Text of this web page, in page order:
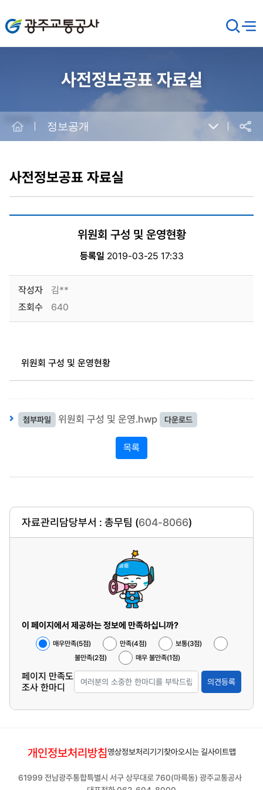
광주교통공사
검
색
창
메뉴
사전정보공표 자료실
공유
정보공개
사전정보공표 자료실
위원회 구성 및 운영현황
등록일 2019-03-25 17:33
작성자
김**
조회수
640
위원회 구성 및 운영현황
첨부파일 위원회 구성 및 운영.hwp 다운로드
목록
자료관리담당부서 : 총무팀 (604-8066)
이 페이지에서 제공하는 정보에 만족하십니까?
매우만족(5점) 만족(4점)
보통(3점)
불만족(2점)
매우 불만족(1점)
페이지 만족도
조사 한마디
의견등록
개인정보처리방침영상정보처리기기 찾아오시는 길사이트맵
61999 전남광주통합특별시 서구 상무대로 760(마륵동) 광주교통공사